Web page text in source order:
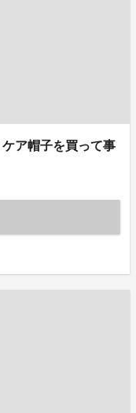
ア帽子を買って事